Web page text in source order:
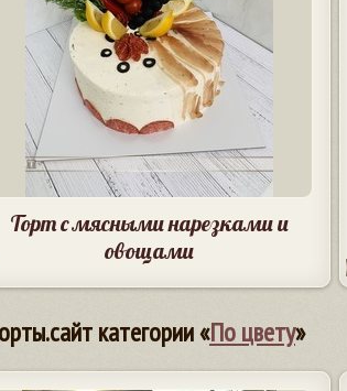
Торт с мясными нарезками и
овощами
категории «По цвету»